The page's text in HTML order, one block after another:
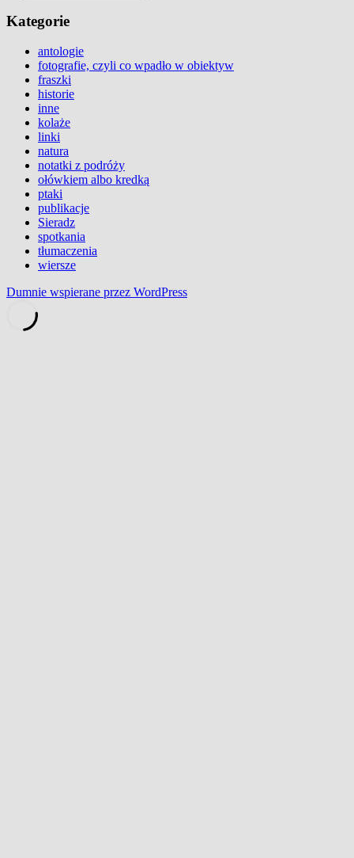
Kategorie
antologie
fotografie, czyli co wpadło w obiektyw
fraszki
historie
inne
kolaże
linki
natura
notatki z podróży
ołówkiem albo kredką
ptaki
publikacje
Sieradz
spotkania
tłumaczenia
wiersze
Dumnie wspierane przez WordPress